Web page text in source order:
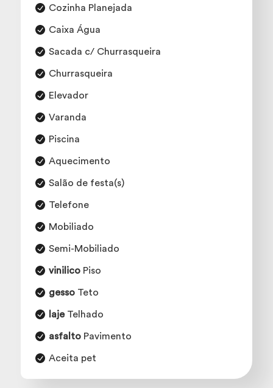
Cozinha Planejada
Caixa Água
Sacada c/ Churrasqueira
Churrasqueira
Elevador
Varanda
Piscina
Aquecimento
Salão de festa(s)
Telefone
Mobiliado
Semi-Mobiliado
vinilicoPiso
gessoTeto
lajeTelhado
asfaltoPavimento
Aceita pet